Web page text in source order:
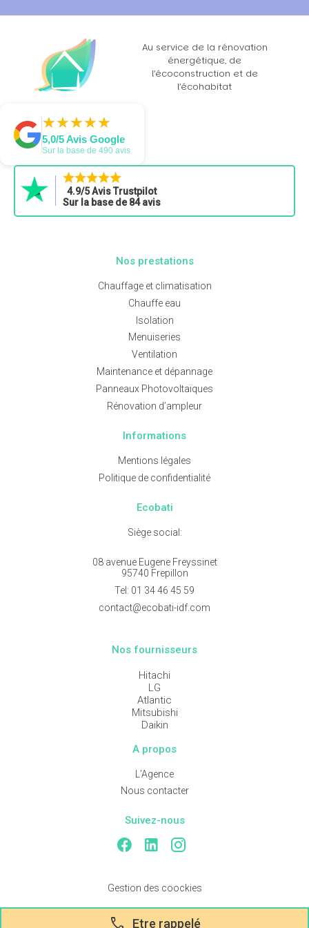
Au service de la rénovation
énergétique, de
l’écoconstruction et de
l’écohabitat
★
★★
★★
★★
★★
★
5,0/5 Avis Google
Sur la base de 490 avis
4.9/5 Avis Trustpilot
Sur la base de 84 avis
Nos prestations
Chauffage et climatisation
Chauffe eau
Isolation
Menuiseries
Ventilation
Maintenance et dépannage
Panneaux Photovoltaïques
Rénovation d’ampleur
Informations
Mentions légales
Politique de confidentialité
Ecobati
Siège social:
08 avenue Eugene Freyssinet
95740 Frepillon
Tel: 01 34 46 45 59
contact@ecobati-idf.com
Nos fournisseurs
Hitachi
LG
Atlantic
Mitsubishi
Daikin
A propos
L’Agence
Nous contacter
Suivez-nous
Gestion des coockies
call Etre rappelé